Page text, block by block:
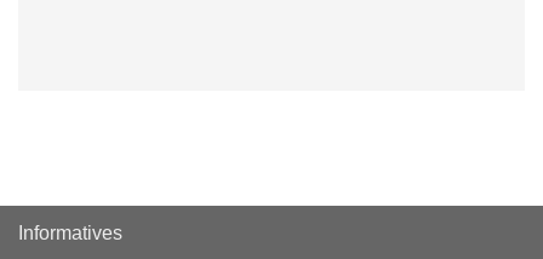
Informatives